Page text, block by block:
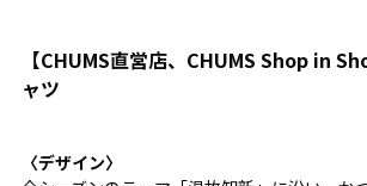
【CHUMS直営店、CHUMS Shop in
ャツ
〈デザイン〉